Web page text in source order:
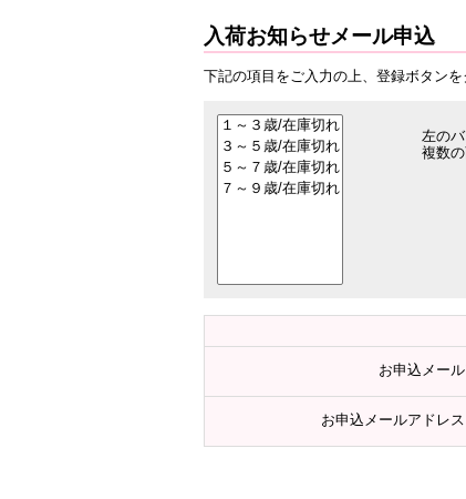
入荷お知らせメール申込
下記の項目をご入力の上、登録ボタン
左の
複数
お申込メー
お申込メールアドレス